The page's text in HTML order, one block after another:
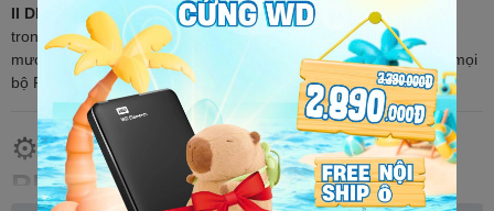
II DDR4 3200MHz 8GB C16 Blackchính là lựa chọn đáng giá
trong phân khúc phổ thông, mang đến khả năng xử lý đa nhiệm
mượt mà, chiến game ổn định và thiết kế đẹp mắt phù hợp với mọi
bộ PC hiện đại.
⚙️THÔNG SỐ KỸ THUẬT SẢN
PHẨM